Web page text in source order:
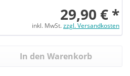
29,90 € *
inkl. MwSt.zzgl. Versandkosten
In den Warenkorb